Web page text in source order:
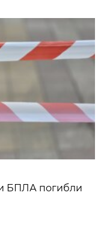
БПЛА погибли